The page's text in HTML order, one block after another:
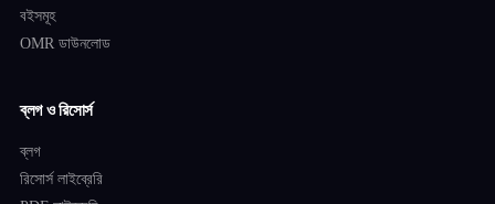
বইসমূহ
OMR ডাউনলোড
ব্লগ ও রিসোর্স
ব্লগ
রিসোর্স লাইব্রেরি